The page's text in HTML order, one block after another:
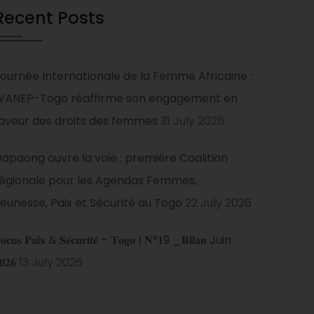
Posts
Internationale de la Femme Africaine :
Togo réaffirme son engagement en
des droits des femmes 31 July 2026
ouvre la voie : première Coalition
pour les Agendas Femmes,
Paix et Sécurité au Togo 22 July 2026
𝐏𝐚𝐢𝐱 & 𝐒𝐞́𝐜𝐮𝐫𝐢𝐭𝐞́ – 𝐓𝐨𝐠𝐨 | 𝐍°𝟏9 _𝐁𝐢𝐥𝐚𝐧 Juin
13 July 2026